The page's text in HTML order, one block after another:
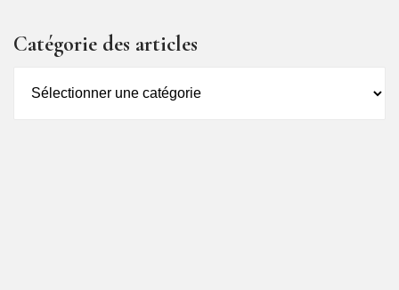
Catégorie des articles
des